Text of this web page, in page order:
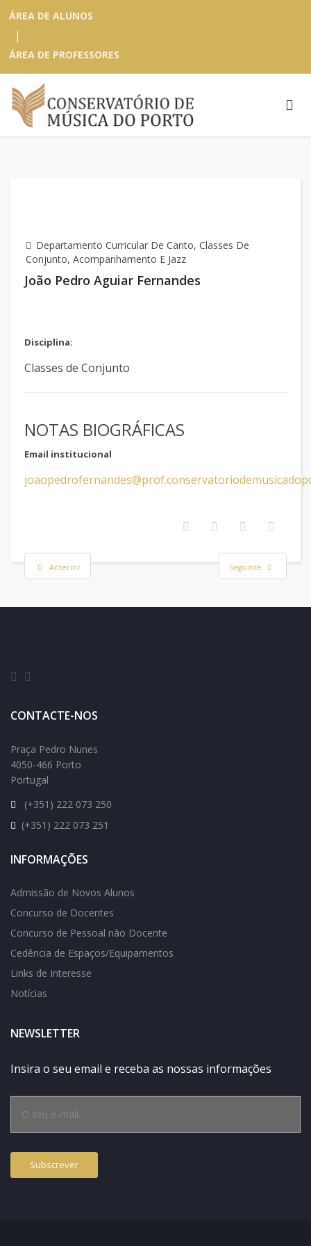
ÁREA DE ALUNOS
|
ÁREA DE PROFESSORES
Departamento Curricular De Canto, Classes De
Conjunto, Acompanhamento E Jazz
João Pedro Aguiar Fernandes
Disciplina:
Classes de Conjunto
NOTAS BIOGRÁFICAS
Email institucional
Anterior Seguinte
CONTACTE-NOS
Praça Pedro Nunes
4050-466 Porto
Portugal
(+351) 222 073 250
(+351) 222 073 251
INFORMAÇÕES
Admissão de Novos Alunos
Concurso de Docentes
Concurso de Pessoal não Docente
Cedência de Espaços/Equipamentos
Links de Interesse
Notícias
NEWSLETTER
Insira o seu email e receba as nossas informações